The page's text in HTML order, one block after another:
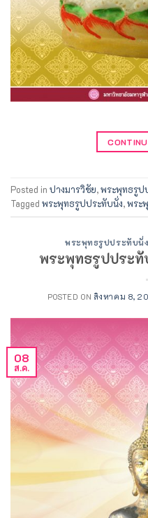
Posted in ปางมารวิชัย,พระพุทธรูป
Tagged พระพุทธรูปประทับนั่ง,พระ
พระพุทธรูปประทับนั่
พระพุทธรูปประทั
POSTED ON สิงหาคม 8,
08
ส.ค.